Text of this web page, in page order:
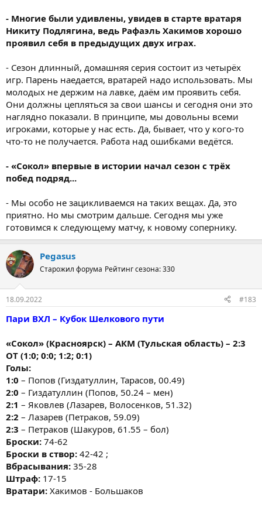
- Многие были удивлены, увидев в старте вратаря
Никиту Подлягина, ведь Рафаэль Хакимов хорошо
проявил себя в предыдущих двух играх.
- Сезон длинный, домашняя серия состоит из четырёх
игр. Парень наедается, вратарей надо использовать. Мы
молодых не держим на лавке, даём им проявить себя.
Они должны цепляться за свои шансы и сегодня они это
наглядно показали. В принципе, мы довольны всеми
игроками, которые у нас есть. Да, бывает, что у кого-то
что-то не получается. Работа над ошибками ведётся.
- «Сокол» впервые в истории начал сезон с трёх
побед подряд...
- Мы особо не зацикливаемся на таких вещах. Да, это
приятно. Но мы смотрим дальше. Сегодня мы уже
готовимся к следующему матчу, к новому сопернику.
Pegasus
Старожил форума Рейтинг сезона: 330
18.09.2022 #183
Пари ВХЛ – Кубок Шелкового пути
«Сокол» (Красноярск) – АКМ (Тульская область) – 2:3
ОТ (1:0; 0:0; 1:2; 0:1)
Голы:
1:0 – Попов (Гиздатуллин, Тарасов, 00.49)
2:0 – Гиздатуллин (Попов, 50.24 – мен)
2:1 – Яковлев (Лазарев, Волосенков, 51.32)
2:2 – Лазарев (Петраков, 59.09)
2:3 – Петраков (Шакуров, 61.55 – бол)
Броски: 74-62
Броски в створ: 42-42 ;
Вбрасывания: 35-28
Штраф: 17-15
Вратари: Хакимов - Большаков